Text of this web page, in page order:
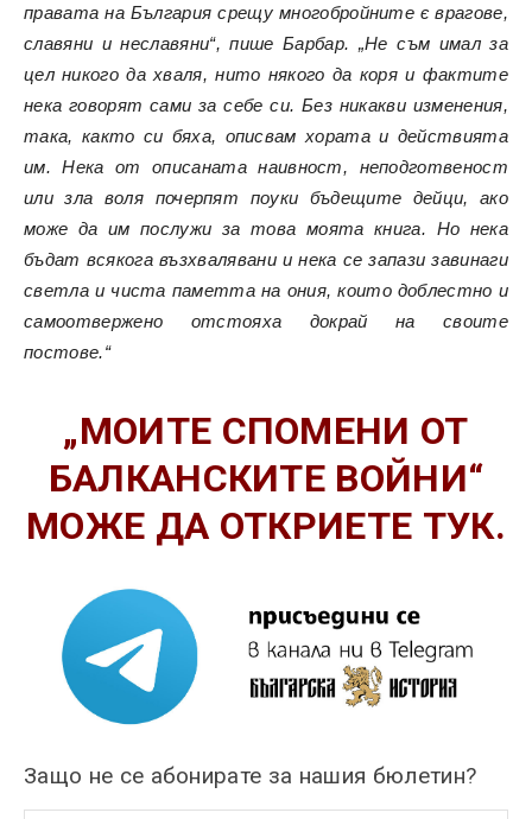
правата на България срещу многобройните є врагове,
славяни и неславяни“, пише Барбар. „Не съм имал за
цел никого да хваля, нито някого да коря и фактите
нека говорят сами за себе си. Без никакви изменения,
така, както си бяха, описвам хората и действията
им. Нека от описаната наивност, неподготвеност
или зла воля почерпят поуки бъдещите дейци, ако
може да им послужи за това моята книга. Но нека
бъдат всякога възхвалявани и нека се запази завинаги
светла и чиста паметта на ония, които доблестно и
самоотвержено отстояха докрай на своите
постове.“
„МОИТЕ СПОМЕНИ ОТ
БАЛКАНСКИТЕ ВОЙНИ“
МОЖЕ ДА ОТКРИЕТЕ ТУК.
Защо не се абонирате за нашия бюлетин?